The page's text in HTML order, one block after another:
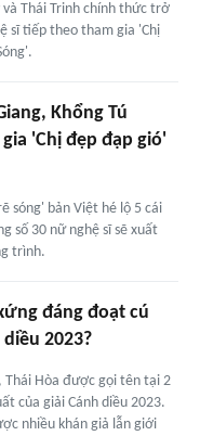
và Thái Trinh chính thức trở
sĩ tiếp theo tham gia 'Chị
Khổng Tú
'Chị đẹp đạp gió'
sóng' bản Việt hé lộ 5 cái
số 30 nữ nghệ sĩ sẽ xuất
trình.
đáng đoạt cú
2023?
Hòa được gọi tên tại 2
của giải Cánh diều 2023.
nhiều khán giả lẫn giới